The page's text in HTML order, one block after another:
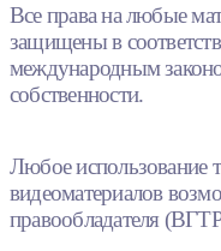
Все права на любые
защищены в
международным
собственности.
Любое использование
видеоматериалов
правообладателя